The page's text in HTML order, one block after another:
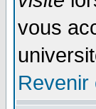
vous
Revenir